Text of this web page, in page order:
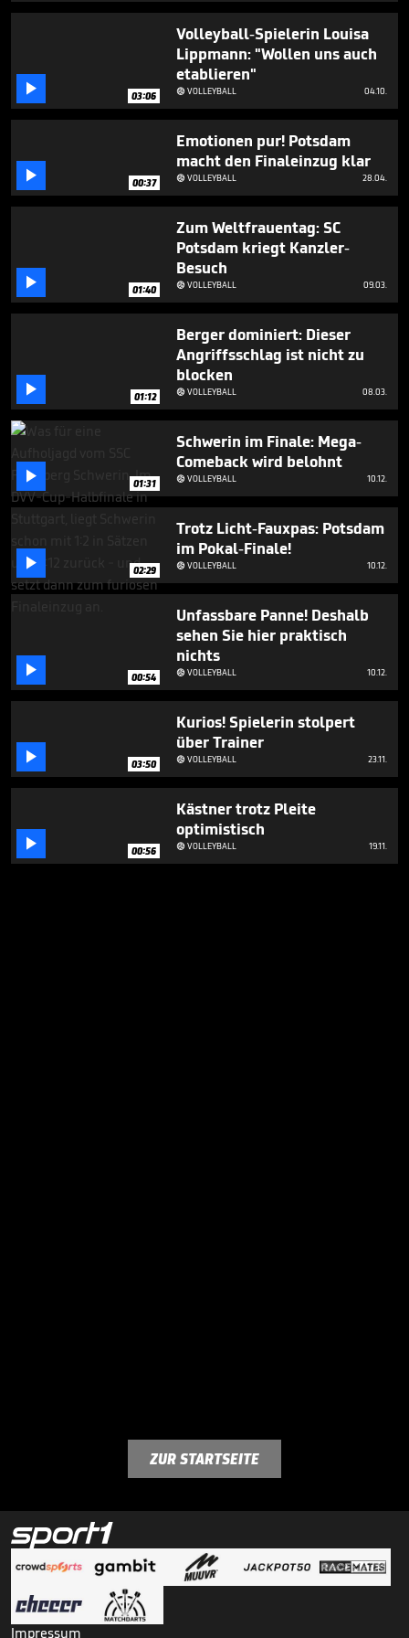
 03:06
Volleyball-Spielerin Louisa
Lippmann: "Wollen uns auch
etablieren"
VOLLEYBALL 04.10.
 00:37
Emotionen pur! Potsdam
macht den Finaleinzug klar
VOLLEYBALL 28.04.
 01:40
Zum Weltfrauentag: SC
Potsdam kriegt Kanzler-
Besuch
VOLLEYBALL 09.03.
 01:12
Berger dominiert: Dieser
Angriffsschlag ist nicht zu
blocken
VOLLEYBALL 08.03.
 01:31
Schwerin im Finale: Mega-
Comeback wird belohnt
VOLLEYBALL 10.12.
 02:29
Trotz Licht-Fauxpas: Potsdam
im Pokal-Finale!
VOLLEYBALL 10.12.
 00:54
Unfassbare Panne! Deshalb
sehen Sie hier praktisch
nichts
VOLLEYBALL 10.12.
 03:50
Kurios! Spielerin stolpert
über Trainer
VOLLEYBALL 23.11.
 00:56
Kästner trotz Pleite
optimistisch
VOLLEYBALL 19.11.
ZUR STARTSEITE
Impressum